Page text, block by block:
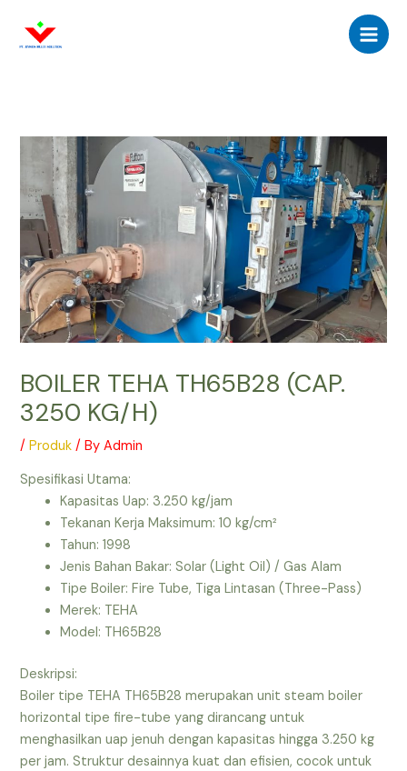
content
Main
BOILER TEHA TH65B28 (CAP.
3250 KG/H)
/Produk / ByAdmin
Spesifikasi Utama:
Kapasitas Uap: 3.250 kg/jam
Tekanan Kerja Maksimum: 10 kg/cm²
Tahun: 1998
Jenis Bahan Bakar: Solar (Light Oil) / Gas Alam
Tipe Boiler: Fire Tube, Tiga Lintasan (Three-Pass)
Merek: TEHA
Model: TH65B28
Deskripsi:
Boiler tipe TEHA TH65B28 merupakan unit steam boiler
horizontal tipe fire-tube yang dirancang untuk
menghasilkan uap jenuh dengan kapasitas hingga 3.250 kg
per jam. Struktur desainnya kuat dan efisien, cocok untuk